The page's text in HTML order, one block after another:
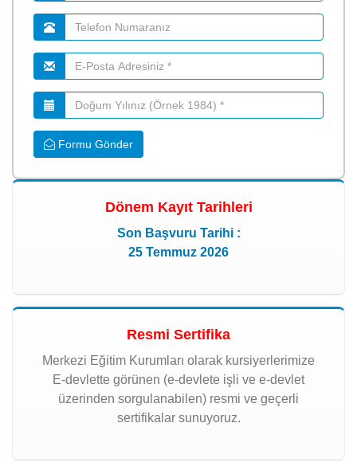
Formu Gönder
Dönem Kayıt Tarihleri
Son Başvuru Tarihi :
25 Temmuz 2026
Resmi Sertifika
Merkezi Eğitim Kurumları olarak kursiyerlerimize
E-devlette görünen (e-devlete işli ve e-devlet
üzerinden sorgulanabilen) resmi ve geçerli
sertifikalar sunuyoruz.